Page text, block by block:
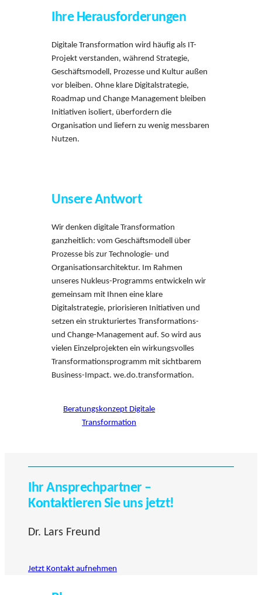
Ihre Herausforderungen
Digitale Transformation wird häufig als IT-
Projekt verstanden, während Strategie,
Geschäftsmodell, Prozesse und Kultur außen
vor bleiben. Ohne klare Digitalstrategie,
Roadmap und Change Management bleiben
Initiativen isoliert, überfordern die
Organisation und liefern zu wenig messbaren
Nutzen.
Unsere Antwort
Wir denken digitale Transformation
ganzheitlich: vom Geschäftsmodell über
Prozesse bis zur Technologie- und
Organisationsarchitektur. Im Rahmen
unseres Nukleus-Programms entwickeln wir
gemeinsam mit Ihnen eine klare
Digitalstrategie, priorisieren Initiativen und
setzen ein strukturiertes Transformations-
und Change-Management auf. So wird aus
vielen Einzelprojekten ein wirkungsvolles
Transformationsprogramm mit sichtbarem
Business-Impact. we.do.transformation.
Beratungskonzept Digitale
Transformation
Ihr Ansprechpartner –
Kontaktieren Sie uns jetzt!
Dr. Lars Freund
Jetzt Kontakt aufnehmen